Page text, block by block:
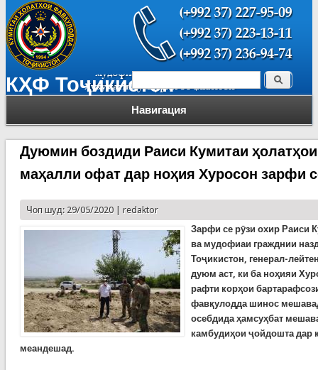
КҲФ Тоҷикистон
Навигация
Форма поиска Поиск
Дуюмин боздиди Раиси Кумитаи
маҳалли офат дар ноҳия Хуросон зарфи
Чоп шуд: 29/05/2020 | redaktor
Зарфи се рӯзи охир Раиси
ва мудофиаи гражднии
Тоҷикистон, генерал-
дуюм аст, ки ба ноҳияи
рафти корҳои
фавқулодда шинос
осебдида ҳамсуҳбат
камбудиҳои ҷойдошта дар
меандешад.